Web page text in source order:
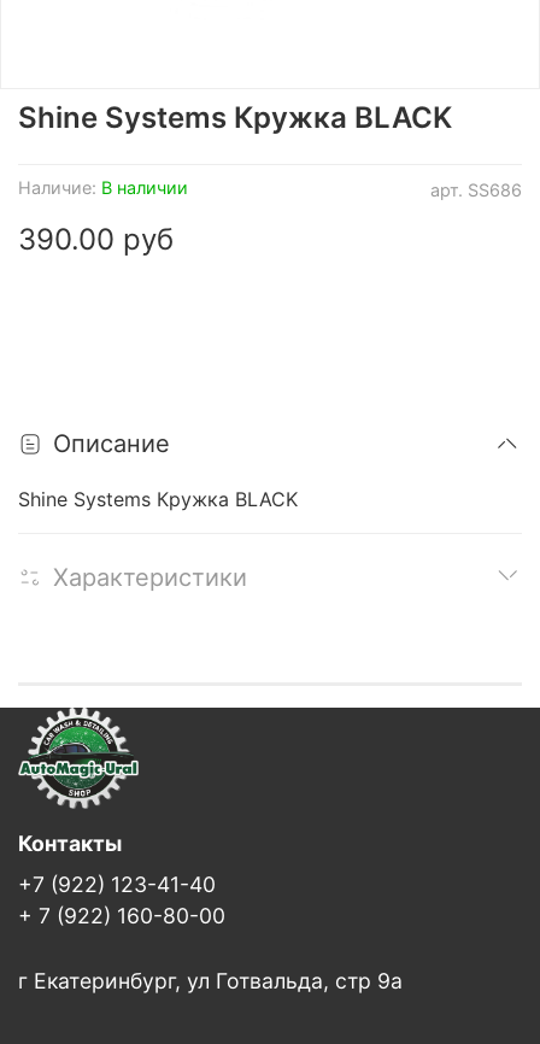
арт. SS686
Наличие: В наличии
Shine Systems Кружка BLACK
390.00 руб
Описание
Shine Systems Кружка BLACK
Характеристики
Контакты
+7 (922) 123-41-40
+ 7 (922) 160-80-00
г Екатеринбург, ул Готвальда, стр 9а